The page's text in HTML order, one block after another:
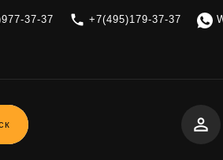
37-37 local_phone +7(495)179-37-37
perm_identity